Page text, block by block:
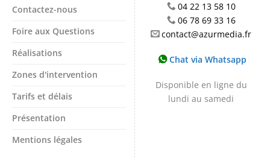
Contactez-nous
Foire aux Questions
Réalisations
Zones d'intervention
Tarifs et délais
Présentation
Mentions légales
04 22 13 58 10
06 78 69 33 16
contact@azurmedia.fr
Chat via Whatsapp
Disponible en ligne du
lundi au samedi